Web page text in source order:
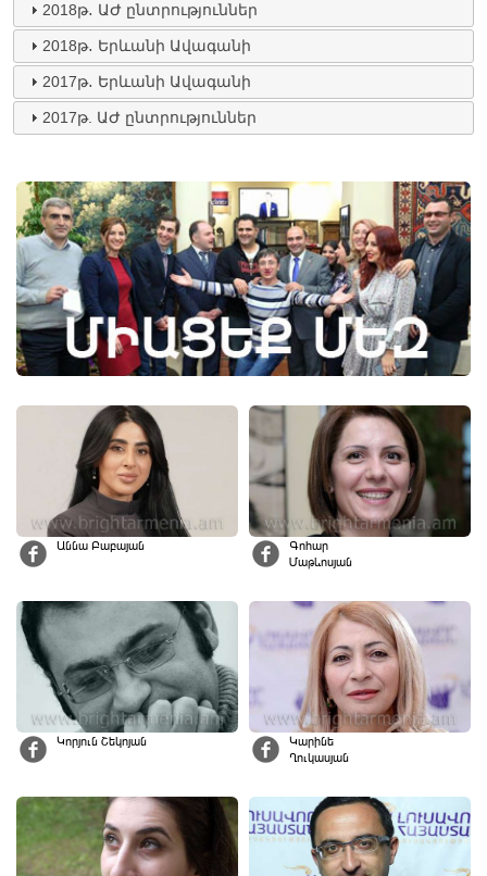
2018թ․ ԱԺ ընտրություններ
2018թ․ Երևանի Ավագանի
2017թ․ Երևանի Ավագանի
2017թ. ԱԺ ընտրություններ
Աննա Բաբայան
Գոհար
Մաթևոսյան
Կորյուն Շեկոյան
Կարինե
Ղուկասյան